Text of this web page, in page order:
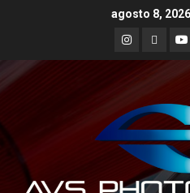
agosto 8, 2026
Instagram
X